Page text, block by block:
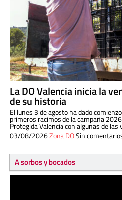
La DO Valencia inicia la
de su historia
El lunes 3 de agosto ha dado
primeros racimos de la campaña
Protegida Valencia con algunas de
03/08/2026Zona DOSin
A sorbos y bocados